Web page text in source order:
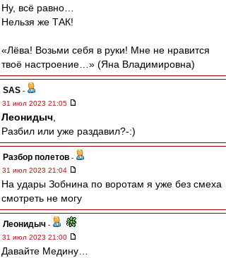
Ну, всё равно…
Нельзя же ТАК!
«Лёва! Возьми себя в руки! Мне не нравится
твоё настроение…» (Яна Владимировна)
SAS -
31 июл 2023 21:05
Леонидыч
Разбил или уже раздавил?-:)
Разбор полетов -
31 июл 2023 21:04
На удары Зобнина по воротам я уже без смеха
смотреть не могу
Леонидыч -
31 июл 2023 21:00
Давайте Медину…